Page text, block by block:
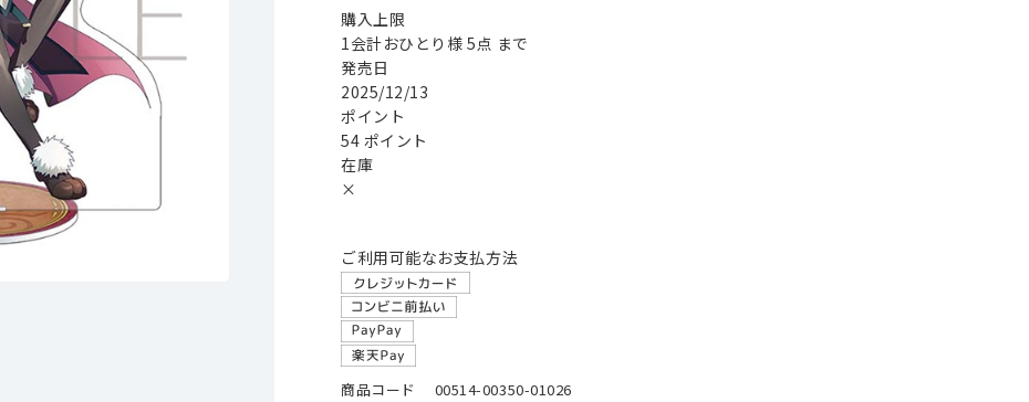
購入上限
1会計おひとり様 5点 まで
発売日
2025/12/13
ポイント
54 ポイント
在庫
×
ご利用可能なお支払方法
商品コード
00514-00350-01026